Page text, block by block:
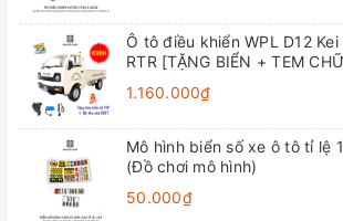
Ô tô điều khiển WPL D12
RTR [TẶNG BIỂN + TEM
1.160.000₫
Mô hình biển số xe ô tô tỉ lệ
(Đồ chơi mô hình)
50.000₫